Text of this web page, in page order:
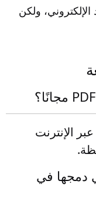
ولكن
الإنترنت
دمجها في